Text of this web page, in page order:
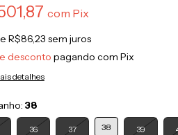
com Pix
R$86,23 sem juros
desconto pagando com Pix
detalhes
38
36 37 38 39